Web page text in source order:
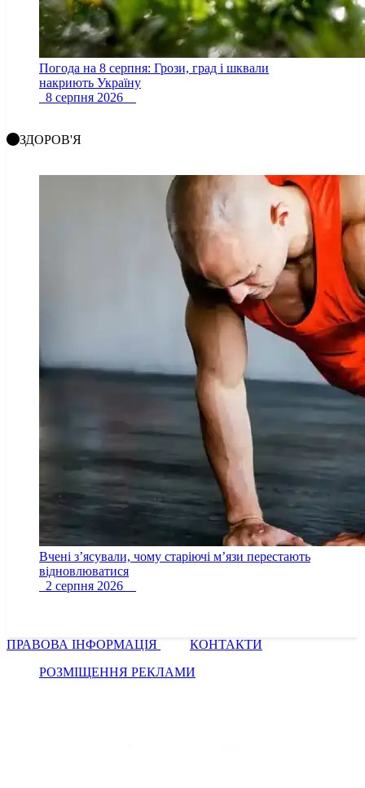
Погода на 8 серпня: Грози, град і шквали
накриють Україну
8 серпня 2026
ЗДОРОВ'Я
Вчені з’ясували, чому старіючі м’язи перестають
відновлюватися
2 серпня 2026
ПРАВОВА ІНФОРМАЦІЯ
КОНТАКТИ
РОЗМІЩЕННЯ РЕКЛАМИ